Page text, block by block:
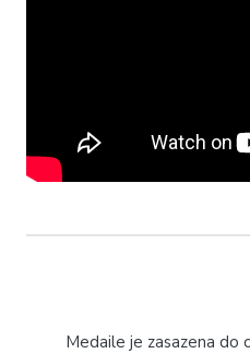
Medaile je zasazena do